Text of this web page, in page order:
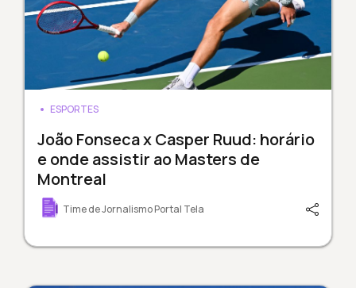
ESPORTES
João Fonseca x Casper Ruud: horário
e onde assistir ao Masters de
Montreal
Time de Jornalismo Portal Tela